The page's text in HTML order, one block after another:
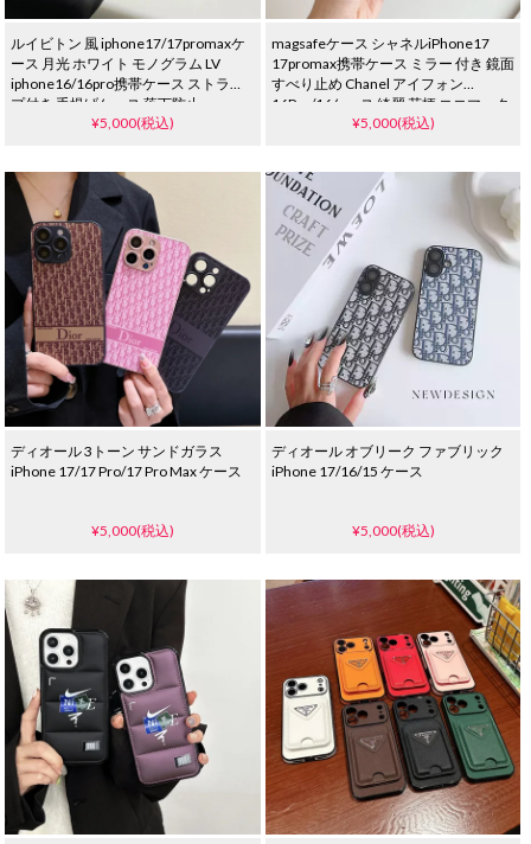
ルイビトン 風 iphone17/17promaxケ
ース 月光 ホワイト モノグラム LV
iphone16/16pro携帯ケース ストラッ
プ付き 手提げケース 落下防止
iphone15/14/13 proケース ブランド
¥5,000(税込)
magsafeケース シャネルiPhone17
17promax携帯ケース ミラー 付き 鏡面
すべり止め Chanel アイフォン
16Pro/16ケース 綺麗 花柄 ココマーク
電気メッキ ハイ ブランド
¥5,000(税込)
ディオール 3トーン サンドガラス
iPhone 17/17 Pro/17 Pro Max ケース
¥5,000(税込)
ディオール オブリーク ファブリック
iPhone 17/16/15 ケース
¥5,000(税込)